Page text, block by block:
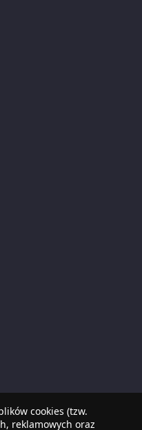
cookies (tzw.
reklamowych oraz